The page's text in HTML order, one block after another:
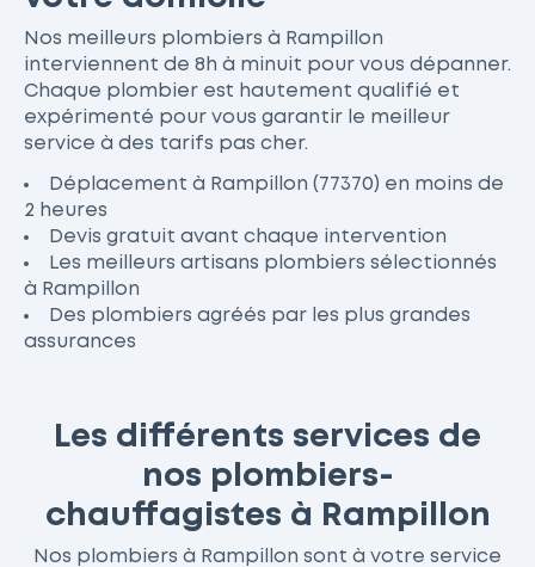
Nos meilleurs plombiers à Rampillon
interviennent de 8h à minuit pour vous dépanner.
Chaque plombier est hautement qualifié et
expérimenté pour vous garantir le meilleur
service à des tarifs pas cher.
Déplacement à Rampillon (77370) en moins de
2 heures
Devis gratuit avant chaque intervention
Les meilleurs artisans plombiers sélectionnés
à Rampillon
Des plombiers agréés par les plus grandes
assurances
Les différents services de
nos plombiers-
chauffagistes à Rampillon
Nos plombiers à Rampillon sont à votre service